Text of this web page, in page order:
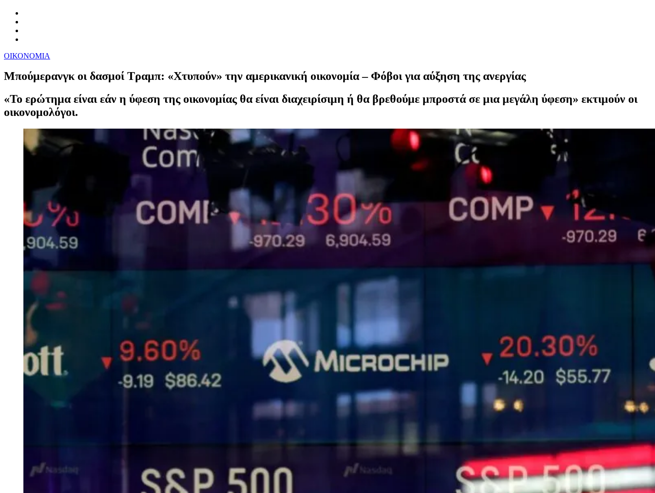
ΟΙΚΟΝΟΜΙΑ
Μπούμερανγκ οι δασμοί Τραμπ: «Χτυπούν» την αμερικανική οικονομία – Φόβοι για αύξηση της ανεργίας
«Το ερώτημα είναι εάν η ύφεση της οικονομίας θα είναι διαχειρίσιμη ή θα βρεθούμε μπροστά σε μια μεγάλη ύφεση» εκτιμούν οι
οικονομολόγοι.